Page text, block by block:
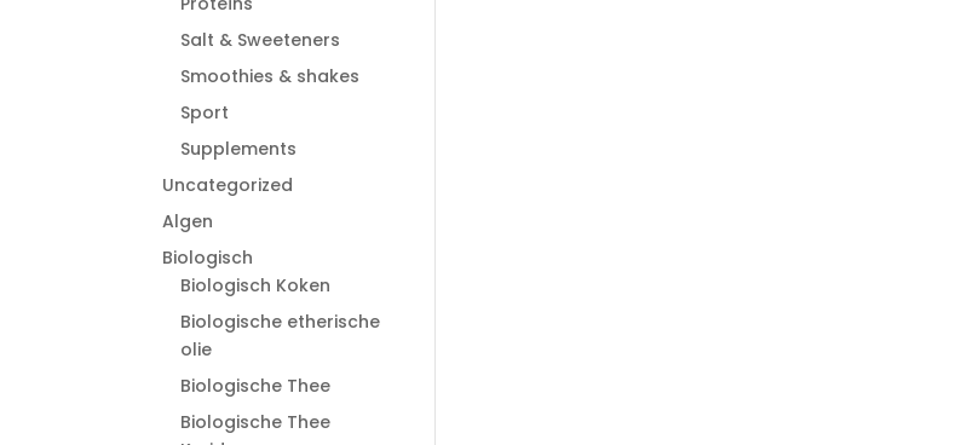
Salt & Sweeteners
Smoothies & shakes
Sport
Supplements
Uncategorized
Algen
Biologisch
Biologisch Koken
Biologische etherische
olie
Biologische Thee
Biologische Thee